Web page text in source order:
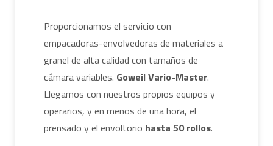
Proporcionamos el servicio con
empacadoras-envolvedoras de materiales a
granel de alta calidad con tamaños de
cámara variables. Goweil Vario-Master.
Llegamos con nuestros propios equipos y
operarios, y en menos de una hora, el
prensado y el envoltorio hasta 50 rollos.